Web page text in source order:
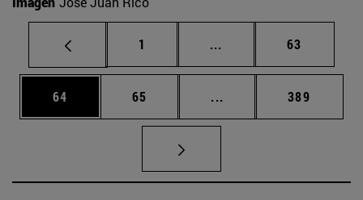
Página
1 ... Páginas intermedias
Página
63
Página
64 Página
65 ... Páginas intermedias
Página
389